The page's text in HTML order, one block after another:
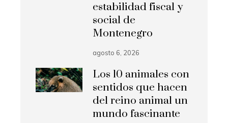
estabilidad fiscal y
social de
Montenegro
agosto 6, 2026
Los 10 animales con
sentidos que hacen
del reino animal un
mundo fascinante